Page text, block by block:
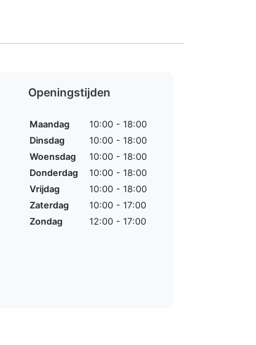
Openingstijden
Maandag
10:00 - 18:00
Dinsdag
10:00 - 18:00
Woensdag
10:00 - 18:00
Donderdag
10:00 - 18:00
Vrijdag
10:00 - 18:00
Zaterdag
10:00 - 17:00
Zondag
12:00 - 17:00